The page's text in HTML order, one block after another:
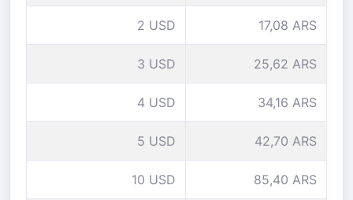
2 USD 17,08 ARS
3 USD 25,62 ARS
4 USD 34,16 ARS
5 USD 42,70 ARS
10 USD 85,40 ARS